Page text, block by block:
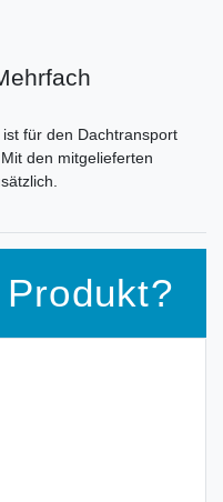
für den Dachtransport
den mitgelieferten